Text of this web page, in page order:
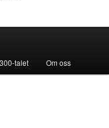
talet Om oss